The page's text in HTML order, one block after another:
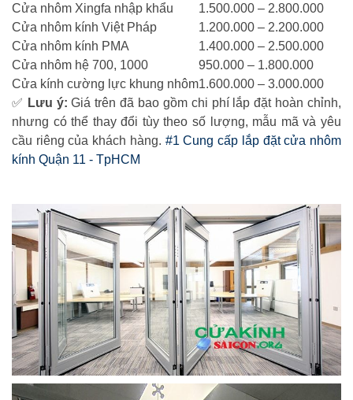
Cửa nhôm Xingfa nhập khẩu
1.500.000 – 2.800.000
Cửa nhôm kính Việt Pháp
1.200.000 – 2.200.000
Cửa nhôm kính PMA
1.400.000 – 2.500.000
Cửa nhôm hệ 700, 1000
950.000 – 1.800.000
Cửa kính cường lực khung nhôm1.600.000 – 3.000.000
✅ Lưu ý: Giá trên đã bao gồm chi phí lắp đặt hoàn chỉnh,
nhưng có thể thay đổi tùy theo số lượng, mẫu mã và yêu
cầu riêng của khách hàng. #1 Cung cấp lắp đặt cửa nhôm
kính Quận 11 - TpHCM